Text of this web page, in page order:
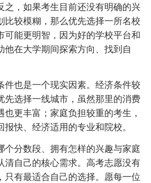
之，如果考生目前还没有明确的兴
比较模糊，那么优先选择一所名校
可能更明智，因为好的学校平台和
他在大学期间探索方向、找到自
件也是一个现实因素。经济条件较
先选择一线城市，虽然那里的消费
也更丰富；家庭负担较重的考生，
报快、经济适用的专业和院校。
个分数段、拥有怎样的兴趣与家庭
清自己的核心需求。高考志愿没有
只有最适合自己的选择。愿每一位